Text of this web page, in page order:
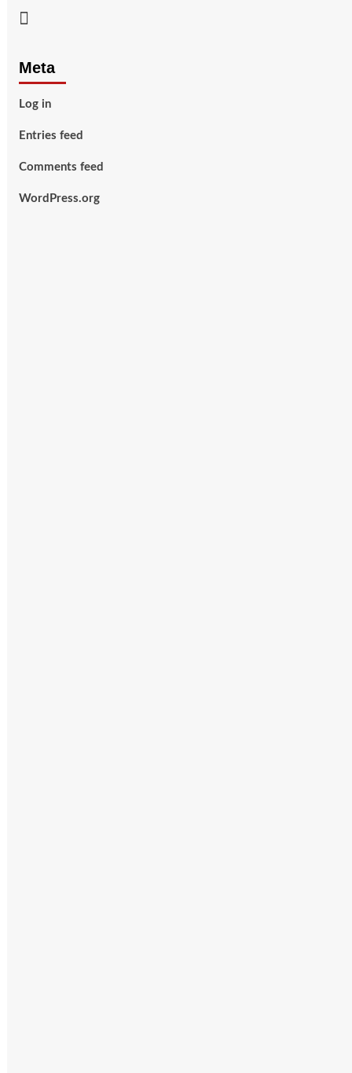
Meta
Log in
Entries feed
Comments feed
WordPress.org